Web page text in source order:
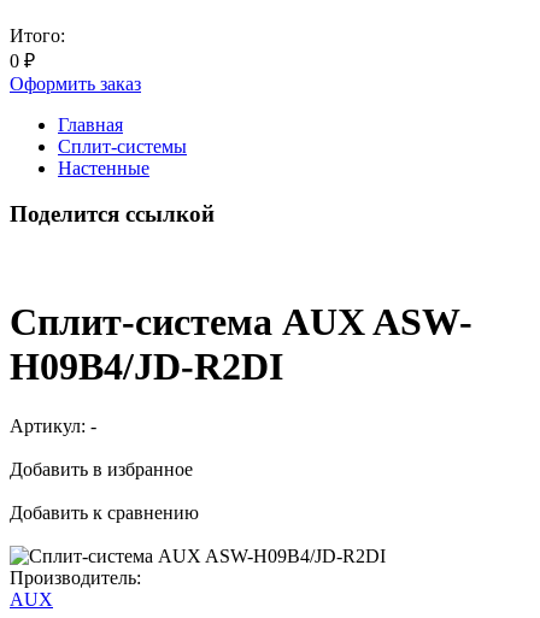
Итого:
0 ₽
Оформить заказ
Главная
Сплит-системы
Настенные
Поделится ссылкой
Сплит-система AUX ASW-
H09B4/JD-R2DI
Артикул: -
Добавить в избранное
Добавить к сравнению
Производитель:
AUX